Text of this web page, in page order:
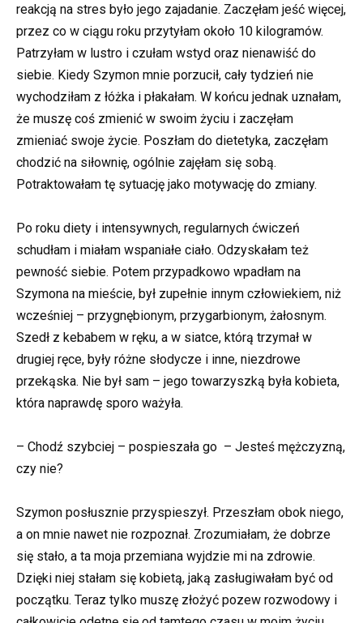
reakcją na stres było jego zajadanie. Zaczęłam jeść więcej,
przez co w ciągu roku przytyłam około 10 kilogramów.
Patrzyłam w lustro i czułam wstyd oraz nienawiść do
siebie. Kiedy Szymon mnie porzucił, cały tydzień nie
wychodziłam z łóżka i płakałam. W końcu jednak uznałam,
że muszę coś zmienić w swoim życiu i zaczęłam
zmieniać swoje życie. Poszłam do dietetyka, zaczęłam
chodzić na siłownię, ogólnie zajęłam się sobą.
Potraktowałam tę sytuację jako motywację do zmiany.
Po roku diety i intensywnych, regularnych ćwiczeń
schudłam i miałam wspaniałe ciało. Odzyskałam też
pewność siebie. Potem przypadkowo wpadłam na
Szymona na mieście, był zupełnie innym człowiekiem, niż
wcześniej – przygnębionym, przygarbionym, żałosnym.
Szedł z kebabem w ręku, a w siatce, którą trzymał w
drugiej ręce, były różne słodycze i inne, niezdrowe
przekąska. Nie był sam – jego towarzyszką była kobieta,
która naprawdę sporo ważyła.
– Chodź szybciej – pospieszała go – Jesteś mężczyzną,
czy nie?
Szymon posłusznie przyspieszył. Przeszłam obok niego,
a on mnie nawet nie rozpoznał. Zrozumiałam, że dobrze
się stało, a ta moja przemiana wyjdzie mi na zdrowie.
Dzięki niej stałam się kobietą, jaką zasługiwałam być od
początku. Teraz tylko muszę złożyć pozew rozwodowy i